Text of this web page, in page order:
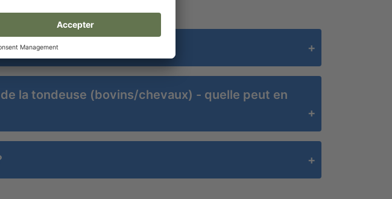
la tondeuse (bovins/chevaux) - quelle peut en